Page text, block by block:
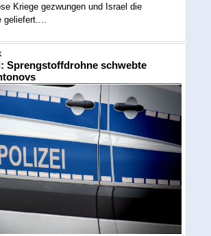
Kriege gezwungen und Israel die
Sprengstoffdrohne schwebte